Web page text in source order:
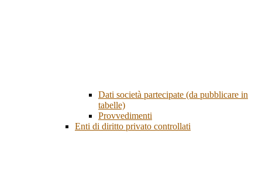
Dati società partecipate (da pubblicare in
tabelle)
Provvedimenti
Enti di diritto privato controllati